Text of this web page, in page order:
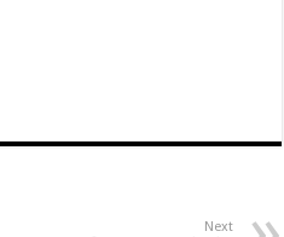
Next